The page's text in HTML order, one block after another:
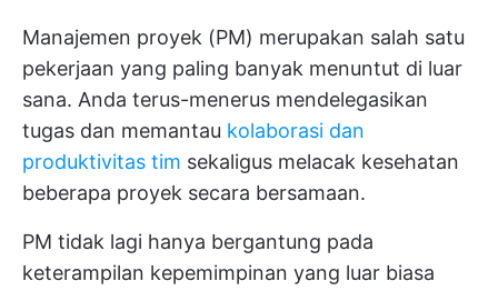
Manajemen proyek (PM) merupakan salah satu
pekerjaan yang paling banyak menuntut di luar
sana. Anda terus-menerus mendelegasikan
tugas dan memantau kolaborasi dan
produktivitas tim sekaligus melacak kesehatan
beberapa proyek secara bersamaan.
PM tidak lagi hanya bergantung pada
keterampilan kepemimpinan yang luar biasa